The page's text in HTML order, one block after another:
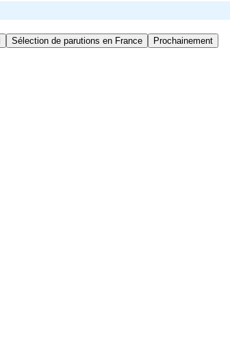
Sélection de parutions en France
Prochainement